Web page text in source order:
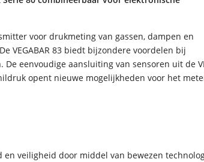
voor drukmeting van gassen, dampen en
VEGABAR 83 biedt bijzondere voordelen bij
eenvoudige aansluiting van sensoren uit de
opent nieuwe mogelijkheden voor het
veiligheid door middel van bewezen